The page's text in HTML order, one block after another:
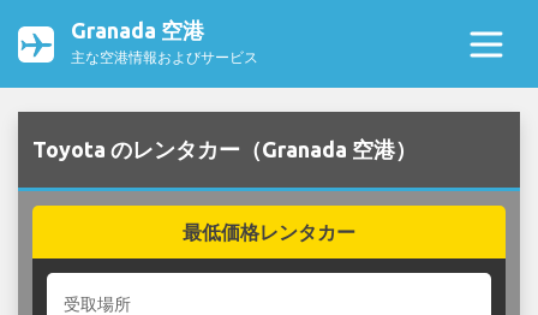
Granada 空港
主な空港情報およびサービス
Toyota のレンタカー（Granada 空港）
最低価格レンタカー
受取場所